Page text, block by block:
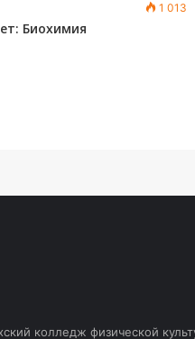
1 013
Биохимия
колледж физической